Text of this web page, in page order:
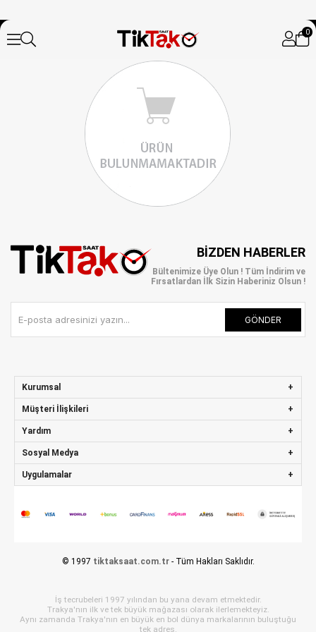
0
BIZDEN HABERLER
Bültenimize Üye Olun ! Tüm İndirim ve
Fırsatlardan İlk Sizin Haberiniz Olsun !
GÖNDER
Kurumsal
Müşteri İlişkileri
Yardım
Sosyal Medya
Uygulamalar
© 1997 tiktaksaat.com.tr - Tüm Hakları Saklıdır.
İş tecrubeleri 1997 yılından bu yana devam etmektedir.
Trakya'nın ilk ve tek büyük mağazası olarak ilerlemekteyiz.
Aynı zamanda Trakya'nın en büyük en bol dünya markalarının buluştuğu
tek adres.